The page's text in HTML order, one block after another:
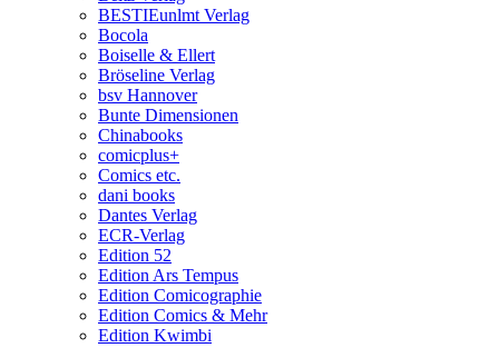
BESTIEunlmt Verlag
Bocola
Boiselle & Ellert
Bröseline Verlag
bsv Hannover
Bunte Dimensionen
Chinabooks
comicplus+
Comics etc.
dani books
Dantes Verlag
ECR-Verlag
Edition 52
Edition Ars Tempus
Edition Comicographie
Edition Comics & Mehr
Edition Kwimbi